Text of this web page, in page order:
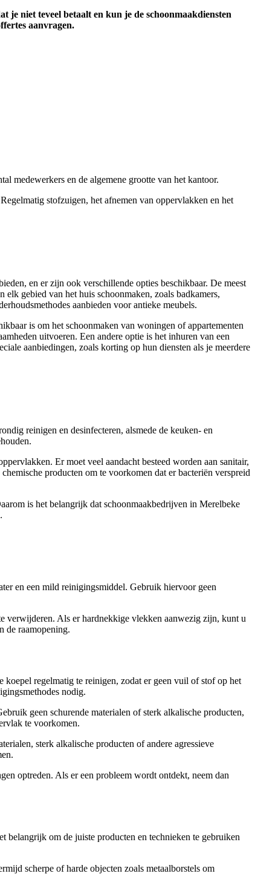
je niet teveel betaalt en kun je de schoonmaakdiensten
aanvragen.
medewerkers en de algemene grootte van het kantoor.
stofzuigen, het afnemen van oppervlakken en het
en er zijn ook verschillende opties beschikbaar. De meest
gebied van het huis schoonmaken, zoals badkamers,
aanbieden voor antieke meubels.
is om het schoonmaken van woningen of appartementen
uitvoeren. Een andere optie is het inhuren van een
aanbiedingen, zoals korting op hun diensten als je meerdere
reinigen en desinfecteren, alsmede de keuken- en
Er moet veel aandacht besteed worden aan sanitair,
producten om te voorkomen dat er bacteriën verspreid
is het belangrijk dat schoonmaakbedrijven in Merelbeke
en een mild reinigingsmiddel. Gebruik hiervoor geen
verwijderen. Als er hardnekkige vlekken aanwezig zijn, kunt u
de raamopening.
regelmatig te reinigen, zodat er geen vuil of stof op het
nodig.
geen schurende materialen of sterk alkalische producten,
te voorkomen.
sterk alkalische producten of andere agressieve
optreden. Als er een probleem wordt ontdekt, neem dan
belangrijk om de juiste producten en technieken te gebruiken
scherpe of harde objecten zoals metaalborstels om